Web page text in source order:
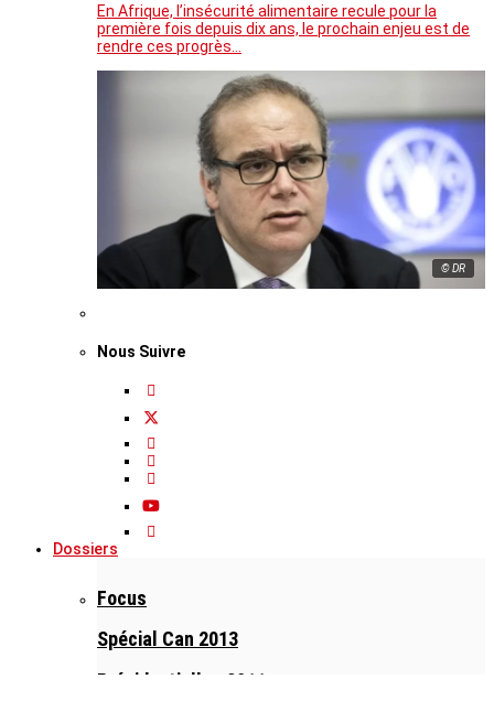
En Afrique, l’insécurité alimentaire recule pour la
première fois depuis dix ans, le prochain enjeu est de
rendre ces progrès…
© DR
Nous Suivre
Dossiers
Focus
Spécial Can 2013
Présidentielles 2011